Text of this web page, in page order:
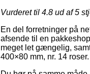
Vurderet til 4.8 ud af 5
En del forretninger på
afsende til en
meget let gængelig,
400×80 mm, nr. 14 roser.